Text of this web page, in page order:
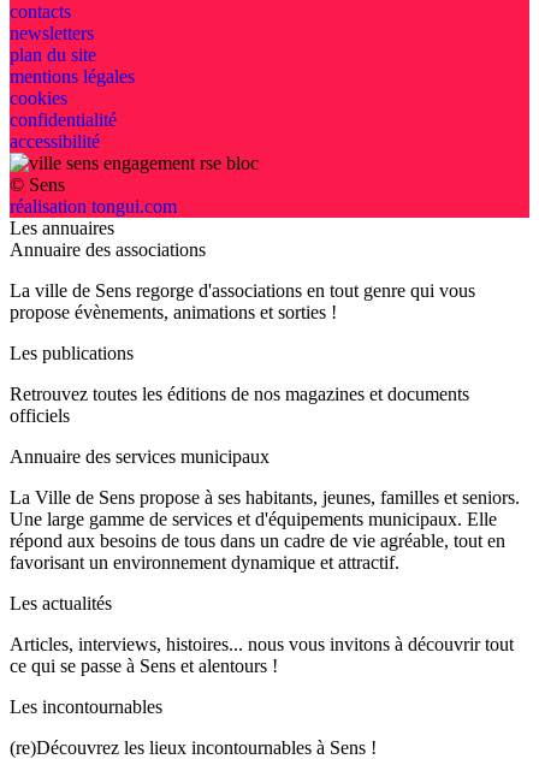
contacts
newsletters
plan du site
mentions légales
cookies
confidentialité
accessibilité
© Sens
réalisation tongui.com
Les annuaires
Annuaire des associations
La ville de Sens regorge d'associations en tout genre qui vous
propose évènements, animations et sorties !
Les publications
Retrouvez toutes les éditions de nos magazines et documents
officiels
Annuaire des services municipaux
La Ville de Sens propose à ses habitants, jeunes, familles et seniors.
Une large gamme de services et d'équipements municipaux. Elle
répond aux besoins de tous dans un cadre de vie agréable, tout en
favorisant un environnement dynamique et attractif.
Les actualités
Articles, interviews, histoires... nous vous invitons à découvrir tout
ce qui se passe à Sens et alentours !
Les incontournables
(re)Découvrez les lieux incontournables à Sens !